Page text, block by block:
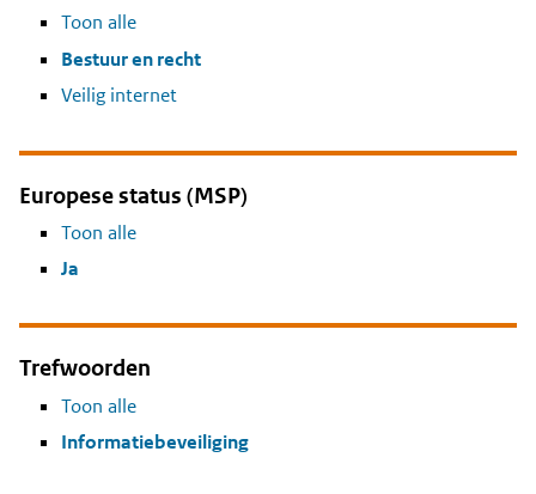
Toon alle
Bestuur en recht
Veilig internet
Europese status (MSP)
Toon alle
Ja
Trefwoorden
Toon alle
Informatiebeveiliging